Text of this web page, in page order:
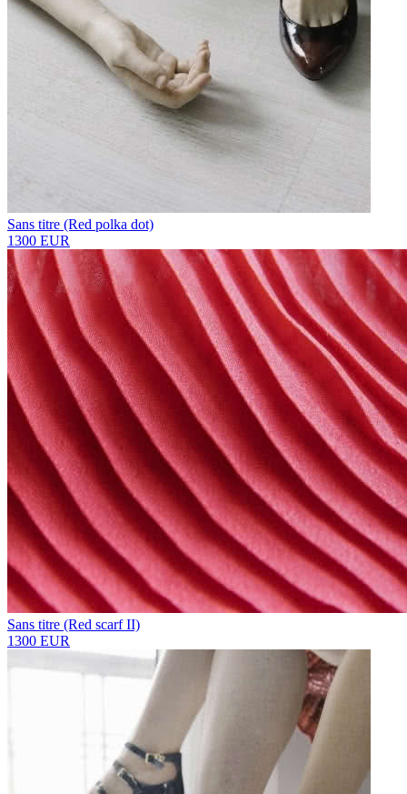
Sans titre (Red polka dot)
1300 EUR
Sans titre (Red scarf II)
1300 EUR